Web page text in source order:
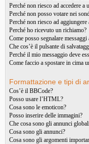
Perché non riesco ad accedere a
Perché non posso votare nei
Perché non riesco ad aggiungere
Perché ho ricevuto un richiamo?
Come posso segnalare
Che cos’è il pulsante di
Perché il mio messaggio deve
Come faccio a spostare in cima
Formattazione e tipi di
Cos’è il BBCode?
Posso usare l’HTML?
Cosa sono le emoticon?
Posso inserire delle immagini?
Che cosa sono gli annunci
Cosa sono gli annunci?
Cosa sono gli argomenti